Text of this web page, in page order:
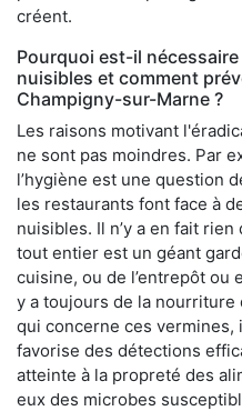
créent.
Pourquoi est-il
nuisibles et comment
Champigny-sur-Marne ?
Les raisons motivant
ne sont pas moindres. Par
l’hygiène est une question
les restaurants font face à
nuisibles. Il n’y a en fait
tout entier est un géant
cuisine, ou de l’entrepôt ou
y a toujours de la nourriture
qui concerne ces
favorise des détections
atteinte à la propreté des
eux des microbes